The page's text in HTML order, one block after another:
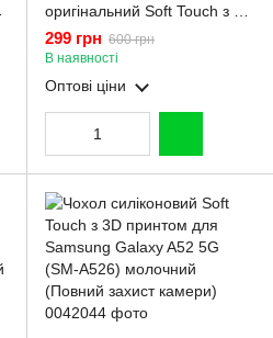
оригінальний Soft Touch з 3D
принтом милий ведмедик
для Samsung Galaxy A52 5G
(SM-A526) коричневий
(Повний захист камери)
299 грн 600 грн
В наявності
Оптові ціни